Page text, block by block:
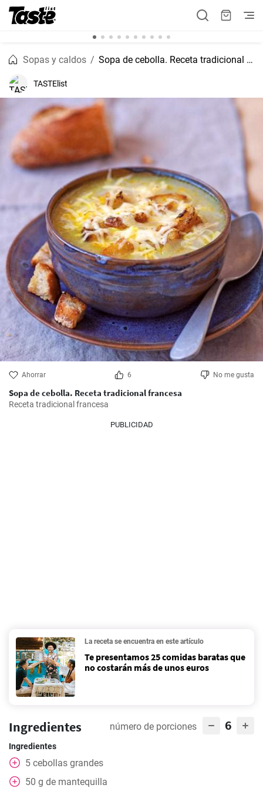
Sopas y caldos Sopa de cebolla. Receta tradicional francesa
TASTElist
Ahorrar 6 No me gusta
Sopa de cebolla. Receta tradicional francesa
Receta tradicional francesa
PUBLICIDAD
La receta se encuentra en este artículo
Te presentamos 25 comidas baratas que
no costarán más de unos euros
Ingredientes número de porciones 6
Ingredientes
5 cebollas grandes
50 g de mantequilla